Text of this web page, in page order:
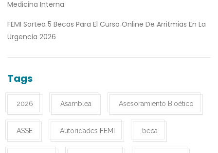
Medicina Interna
FEMI Sortea 5 Becas Para El Curso Online De Arritmias En La
Urgencia 2026
Tags
2026 Asamblea Asesoramiento Bioético
ASSE Autoridades FEMI beca